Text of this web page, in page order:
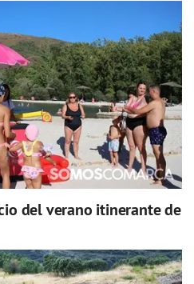
del verano itinerante de